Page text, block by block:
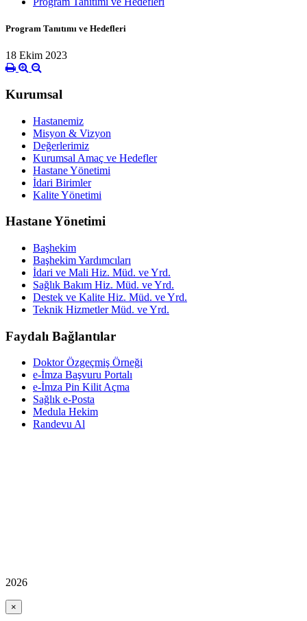
Program Tanıtımı ve Hedefleri
18 Ekim 2023
Kurumsal
Hastanemiz
Misyon & Vizyon
Değerlerimiz
Kurumsal Amaç ve Hedefler
Hastane Yönetimi
İdari Birimler
Kalite Yönetimi
Hastane Yönetimi
Başhekim
Başhekim Yardımcıları
İdari ve Mali Hiz. Müd. ve Yrd.
Sağlık Bakım Hiz. Müd. ve Yrd.
Destek ve Kalite Hiz. Müd. ve Yrd.
Teknik Hizmetler Müd. ve Yrd.
Faydalı Bağlantılar
Doktor Özgeçmiş Örneği
e-İmza Başvuru Portalı
e-İmza Pin Kilit Açma
Sağlık e-Posta
Medula Hekim
Randevu Al
2026
×